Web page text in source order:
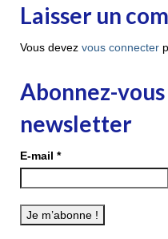
Laisser un
Vous devez vous connecter
Abonnez-
newsletter
E-mail *